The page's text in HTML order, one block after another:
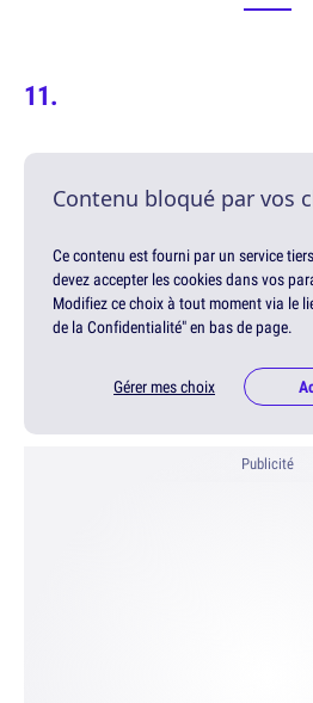
Contenu bloqué par vos
Ce contenu est fourni par un service
devez accepter les cookies dans vos
Modifiez ce choix à tout moment via le
de la Confidentialité" en bas de page.
Gérer mes choix
Publicité